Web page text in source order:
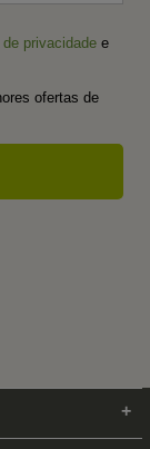
privacidade e
ofertas de